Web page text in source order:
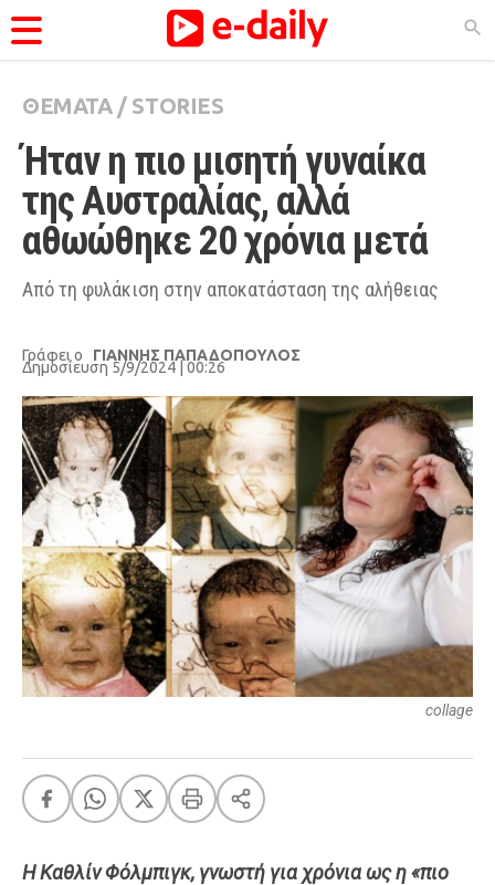
ΚΑΤΗΓΟΡΊΕΣ
Ειδήσεις
Θέματα
Videos
Podcasts
Life
City Guide
Pop Culture
Agenda
FEEDS
Πάσχα Eurovision
Retro Summer
A-List LGBTQI+
Xmas
ΘΕΜΑΤΑ/ STORIES
Ήταν η πιο μισητή γυναίκα
της Αυστραλίας, αλλά
αθωώθηκε 20 χρόνια μετά
Από τη φυλάκιση στην αποκατάσταση της αλήθειας
Γράφει ο ΓΙΑΝΝΗΣ ΠΑΠΑΔΟΠΟΥΛΟΣ
Δημοσίευση 5/9/2024 | 00:26
collage
Η Καθλίν Φόλμπιγκ, γνωστή για χρόνια ως η «πιο